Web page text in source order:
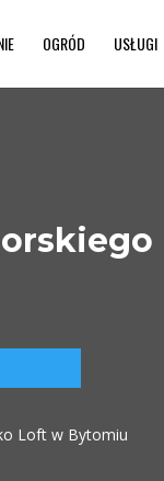
OGRÓD USŁUGI
Loft w Bytomiu